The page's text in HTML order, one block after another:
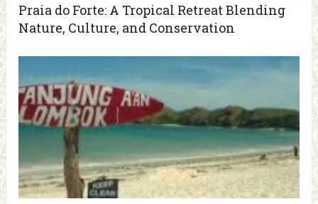
Praia do Forte: A Tropical Retreat Blending
Nature, Culture, and Conservation